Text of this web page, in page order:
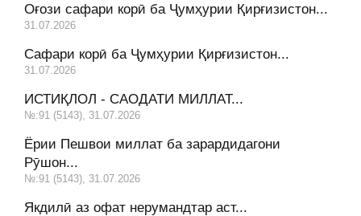
Оғози сафари корӣ ба Ҷумҳурии Қирғизистон...
31.07.2026
Сафари корӣ ба Ҷумҳурии Қирғизистон...
31.07.2026
ИСТИҚЛОЛ - САОДАТИ МИЛЛАТ...
№:91 (5143), 31.07.2026
Ёрии Пешвои миллат ба зарардидагони
Рӯшон...
№:91 (5143), 31.07.2026
Якдилӣ аз офат нерумандтар аст...